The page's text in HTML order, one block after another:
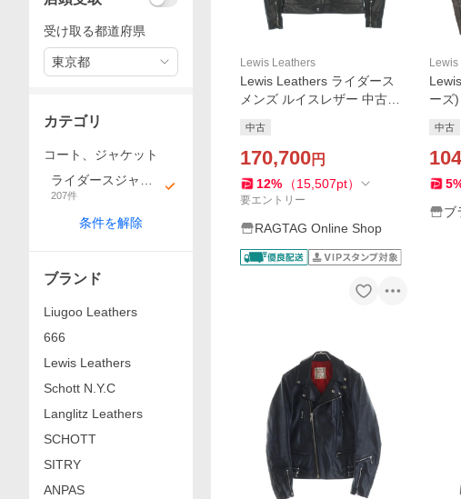
Lewis Leathers
Lewis Leathers ライダース
メンズ ルイスレザー 中古
中古
170,700円
12% （15,507pt）
要エントリー
RAGTAG Online Shop
ーズ
中古
5
ブ
受け取る都道府県
東京都
カテゴリ
コート、ジャケット
ライダースジャケ
ット
207件
条件を解除
ブランド
Liugoo Leathers
666
Lewis Leathers
Schott N.Y.C
Langlitz Leathers
SCHOTT
SITRY
ANPAS